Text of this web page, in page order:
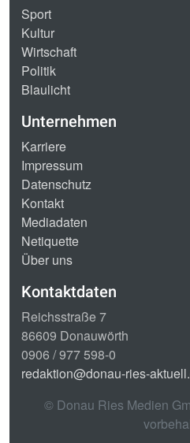
Sport
Kultur
Wirtschaft
Politik
Blaulicht
Unternehmen
Karriere
Impressum
Datenschutz
Kontakt
Mediadaten
Netiquette
Über uns
Kontaktdaten
Reichsstraße 7
86609 Donauwörth
0906 / 977 598-0
redaktion@donau-ries-
© Donau Ries Medien